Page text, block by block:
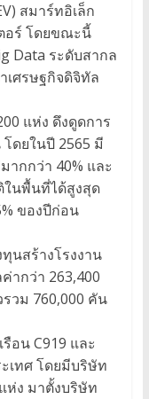
สมาร์ทอิเล็ก
อร์ โดยขณะนี้
Data ระดับสากล
ศรษฐกิจดิจิทัล
แห่ง ดึงดูดการ
ดยในปี 2565 มี
กกว่า 40% และ
ในพื้นที่ได้สูงสุด
ของปีก่อน
นสร้างโรงงาน
ากว่า 263,400
วม 760,000 คัน
อน C919 และ
เทศ โดยมีบริษัท
ห่ง มาตั้งบริษัท